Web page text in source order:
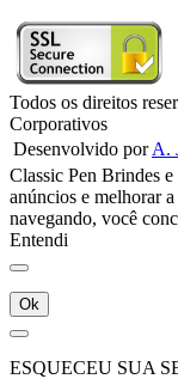
Todos os direitos
Corporativos
Desenvolvido porA.
Classic Pen Brindes
anúncios e melhorar
navegando, você
Entendi
Ok
ESQUECEU SUA